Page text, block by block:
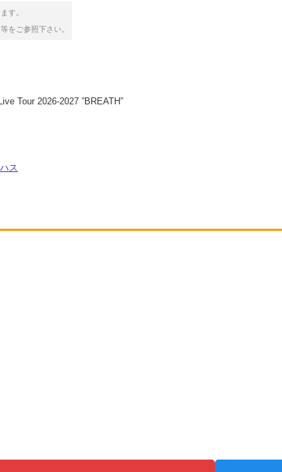
す。
をご参照下さい。
Tour 2026-2027 ”BREATH”
ス